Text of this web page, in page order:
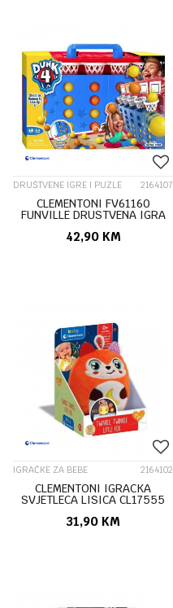
DRUŠTVENE IGRE I PUZLE 2164107
CLEMENTONI FV61160
FUNVILLE DRUSTVENA IGRA
42,90 KM
IGRAČKE ZA BEBE 2164102
CLEMENTONI IGRACKA
SVJETLECA LISICA CL17555
31,90 KM